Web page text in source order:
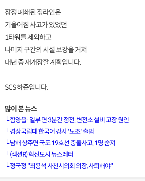
잠정 폐쇄된 짚라인은
기울어짐 사고가 있었던
1타워를 제외하고
나머지 구간의 시설 보강을 거쳐
내년 중 재개장할 계획입니다.
SCS 하준입니다.
많이 본 뉴스
└함양읍·일부 면 3분간 정전..변전소 설비 고장 원인
└경상국립대 한국어 강사 '노조' 출범
└남해 상주면 국도 19호선 충돌사고..1명 숨져
└(섹션R) 혁신도시 뉴스레터
└정국정 "최용석 사천시의회 의장, 사퇴해야"
[서경방송] 일부 채널편성 변경 안내의 건 (7/22)